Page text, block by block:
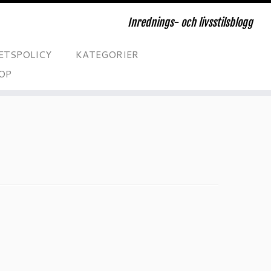
Inrednings- och livsstilsblogg
KATEGORIER